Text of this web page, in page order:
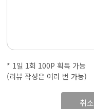
내
근
* 1일 1회 100P 획득 가능
(리뷰 작성은 여러 번 가능)
취소